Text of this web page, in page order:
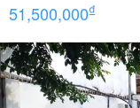
51,500,000₫